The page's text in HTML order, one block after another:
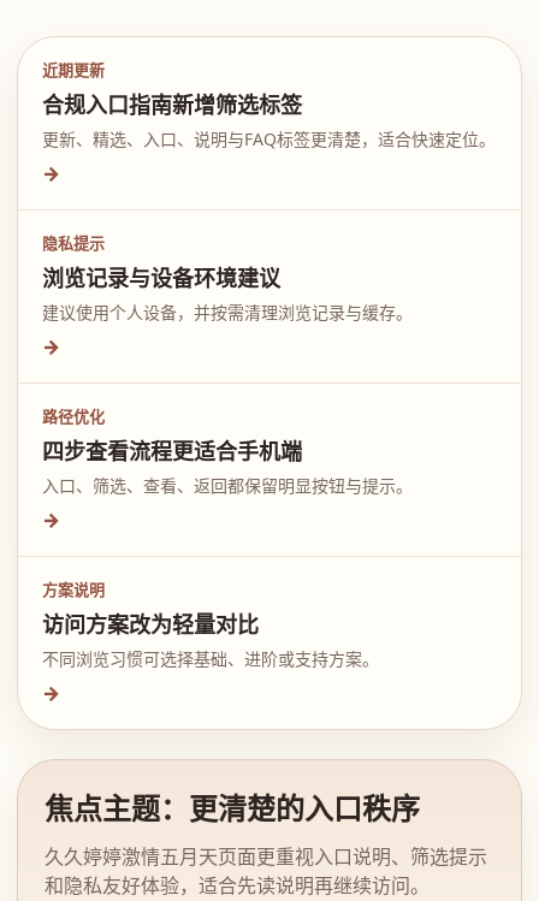
近期更新
合规入口指南新增筛选标签
更新、精选、入口、说明与FAQ标签更清楚，适合快速定位。
→
隐私提示
浏览记录与设备环境建议
建议使用个人设备，并按需清理浏览记录与缓存。
→
路径优化
四步查看流程更适合手机端
入口、筛选、查看、返回都保留明显按钮与提示。
→
方案说明
访问方案改为轻量对比
不同浏览习惯可选择基础、进阶或支持方案。
→
焦点主题：更清楚的入口秩序
久久婷婷激情五月天页面更重视入口说明、筛选提示
和隐私友好体验，适合先读说明再继续访问。